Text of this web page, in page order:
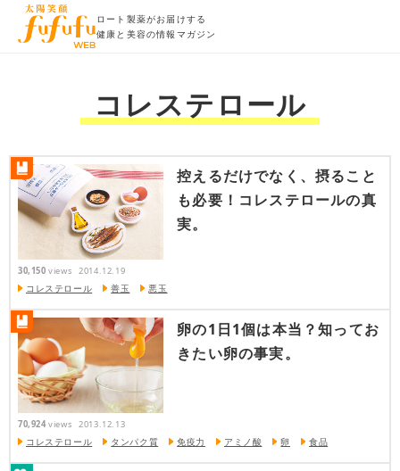
ロート製薬がお届けする
健康と美容の情報マガジン
コレステロール
控えるだけでなく、摂ること
も必要！コレステロールの真
実。
30,150 views 2014.12.19
コレステロール 善玉 悪玉
卵の1日1個は本当？知ってお
きたい卵の事実。
70,924 views 2013.12.13
コレステロール タンパク質 免疫力 アミノ酸 卵 食品